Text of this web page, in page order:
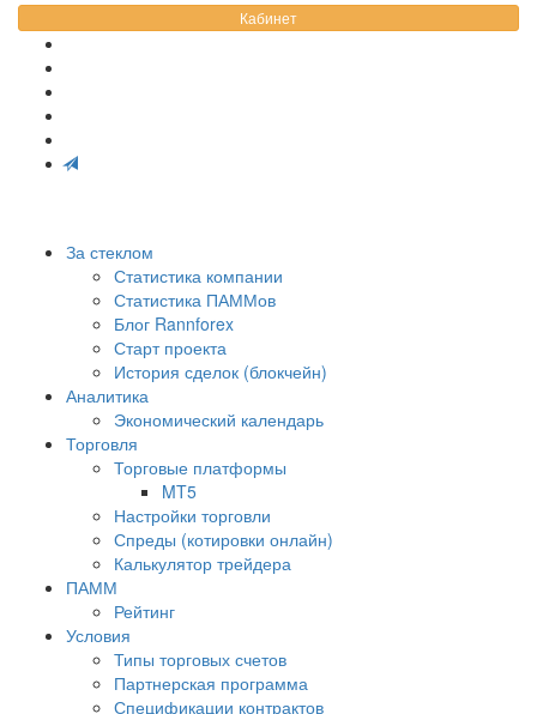
Кабинет
За стеклом
Статистика компании
Статистика ПАММов
Блог Rannforex
Старт проекта
История сделок (блокчейн)
Аналитика
Экономический календарь
Торговля
Торговые платформы
MT5
Настройки торговли
Спреды (котировки онлайн)
Калькулятор трейдера
ПАММ
Рейтинг
Условия
Типы торговых счетов
Партнерская программа
Спецификации контрактов